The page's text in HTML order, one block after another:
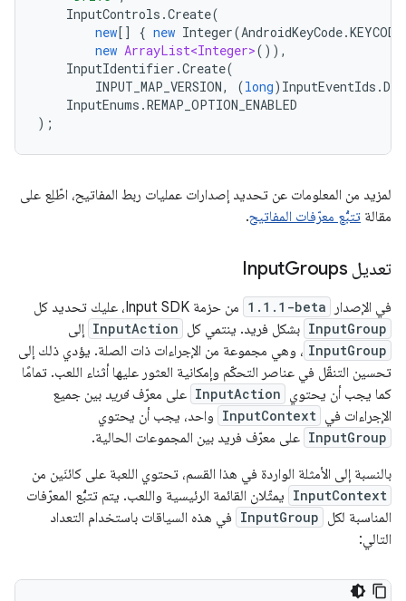
InputControls .Create(
new [] { new Integer(AndroidKeyCode.
new ArrayList<Integer>()),
InputIdentifier .Create(
INPUT_MAP_VERSION, (long) InputEventIds .
InputEnums .REMAP_OPTION_ENABLED
);
لمزيد من المعلومات عن تحديد إصدارات عمليات ربط المفاتيح، اطّلِع على
مقالة تتبُّع معرّفات المفاتيح.
تعديل Input Groups
في الإصدار 1.1.1-beta من حزمة Input SDK، عليك تحديد كل
InputGroup بشكل فريد. ينتمي كل InputAction إلى
InputGroup ، وهي مجموعة من الإجراءات ذات الصلة. يؤدي ذلك إلى
تحسين التنقّل في عناصر التحكّم وإمكانية العثور عليها أثناء اللعب. تمامًا
كما يجب أن يحتوي InputAction على معرّففريد بين جميع
الإجراءات في InputContext واحد، يجب أن يحتوي
InputGroup على معرّف فريد بين المجموعات الحالية.
بالنسبة إلى الأمثلة الواردة في هذا القسم، تحتوي اللعبة على كائنَين من
InputContext يمثّلان القائمة الرئيسية واللعب. يتم تتبُّع المعرّفات
المناسبة لكل InputGroup في هذه السياقات باستخدام التعداد
التالي: